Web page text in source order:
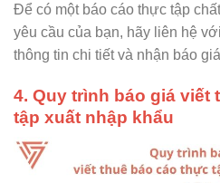
Để có một báo cáo thực tập
yêu cầu của bạn, hãy liên hệ
thông tin chi tiết và nhận báo
4. Quy trình báo giá viết
tập xuất nhập khẩu